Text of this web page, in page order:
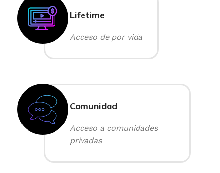
Lifetime
Acceso de por vida
Comunidad
Acceso a comunidades
privadas